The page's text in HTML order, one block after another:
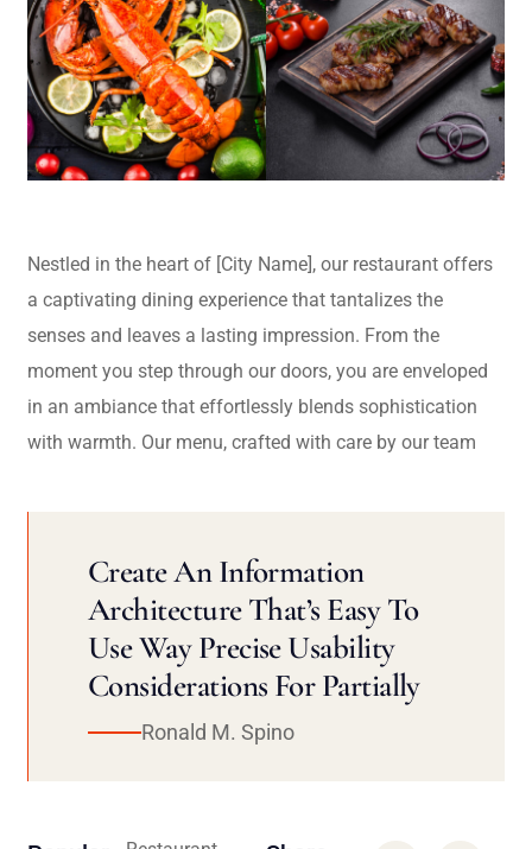
Nestled in the heart of [City Name], our restaurant offers
a captivating dining experience that tantalizes the
senses and leaves a lasting impression. From the
moment you step through our doors, you are enveloped
in an ambiance that effortlessly blends sophistication
with warmth. Our menu, crafted with care by our team
Create An Information
Architecture That’s Easy To
Use Way Precise Usability
Considerations For Partially
Ronald M. Spino